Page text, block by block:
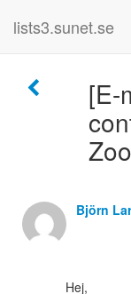
lists3.sunet.se
[E-
Björn